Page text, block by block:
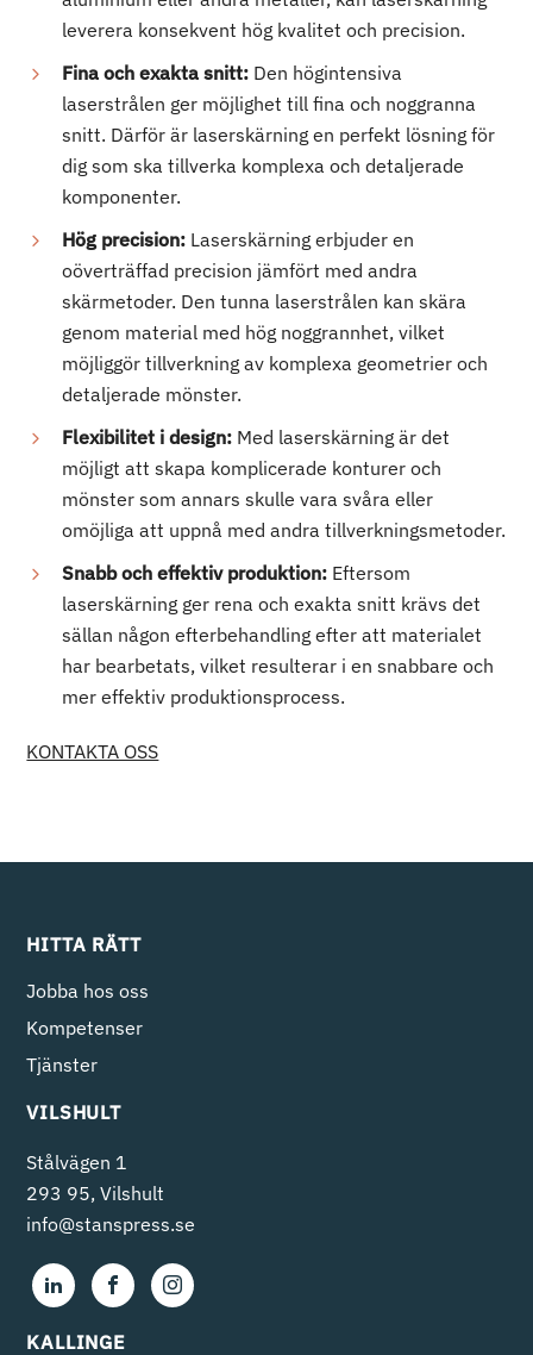
leverera konsekvent hög kvalitet och precision.
Fina och exakta snitt: Den högintensiva
laserstrålen ger möjlighet till fina och noggranna
snitt. Därför är laserskärning en perfekt lösning för
dig som ska tillverka komplexa och detaljerade
komponenter.
Hög precision: Laserskärning erbjuder en
oöverträffad precision jämfört med andra
skärmetoder. Den tunna laserstrålen kan skära
genom material med hög noggrannhet, vilket
möjliggör tillverkning av komplexa geometrier och
detaljerade mönster.
Flexibilitet i design: Med laserskärning är det
möjligt att skapa komplicerade konturer och
mönster som annars skulle vara svåra eller
omöjliga att uppnå med andra tillverkningsmetoder.
Snabb och effektiv produktion: Eftersom
laserskärning ger rena och exakta snitt krävs det
sällan någon efterbehandling efter att materialet
har bearbetats, vilket resulterar i en snabbare och
mer effektiv produktionsprocess.
KONTAKTA OSS
HITTA RÄTT
Jobba hos oss
Kompetenser
Tjänster
VILSHULT
Stålvägen 1
293 95, Vilshult
info@stanspress.se
KALLINGE